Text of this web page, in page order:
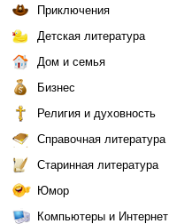
Приключения
Детская литература
Дом и семья
Бизнес
Религия и духовность
Справочная литература
Старинная литература
Юмор
Компьютеры и Интернет